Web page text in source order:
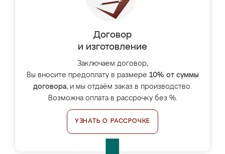
Договор
и изготовление
Заключаем договор,
Вы вносите предоплату в размере 10% от суммы
договора, и мы отдаём заказ в производство.
Возможна оплата в рассрочку без %.
УЗНАТЬ О РАССРОЧКЕ